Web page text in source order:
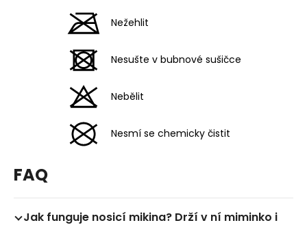
Nežehlit
Nesušte v bubnové sušičce
Nebělit
Nesmí se chemicky čistit
FAQ
Jak funguje nosicí mikina? Drží v ní miminko i